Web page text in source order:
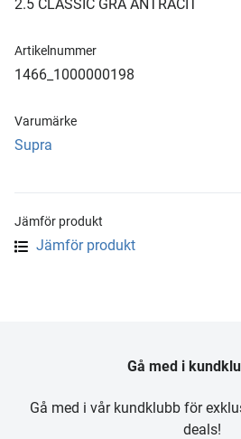
2.5 CLASSIC GRÅ ANTRACIT
Artikelnummer
1466_1000000198
Varumärke
Supra
Jämför produkt
Jämför produkt
Gå med i
Gå med i vår kundklubb för
deals!